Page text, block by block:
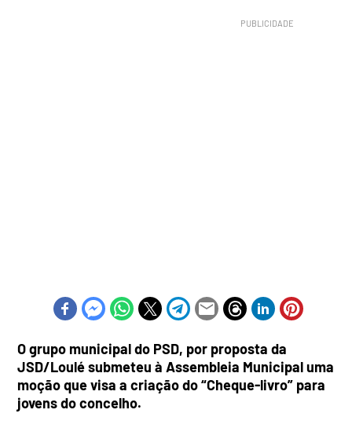
O grupo municipal do PSD, por proposta da
JSD/Loulé submeteu à Assembleia Municipal uma
moção que visa a criação do “Cheque-livro” para
jovens do concelho.